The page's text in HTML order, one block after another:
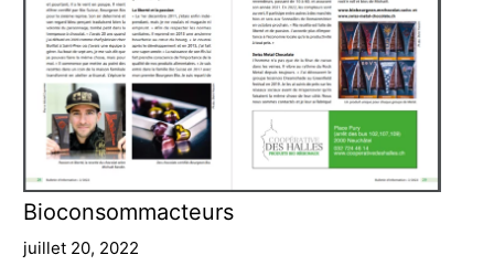
Bioconsommacteurs
juillet 20, 2022